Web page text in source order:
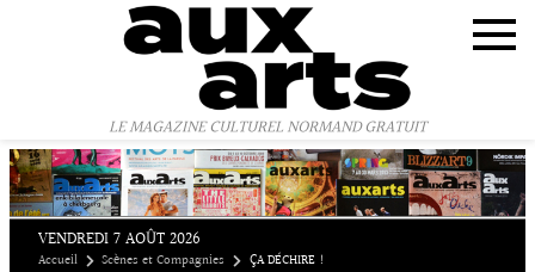
LE MAGAZINE CULTUREL NORMAND GRATUIT
VENDREDI 7 AOÛT 2026
Accueil Scènes et Compagnies ÇA DÉCHIRE !
Panneau de gestion des cookies